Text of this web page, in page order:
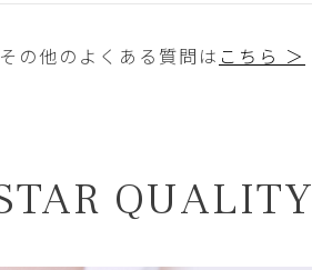
その他のよくある質問は こちら ＞
QUALITY